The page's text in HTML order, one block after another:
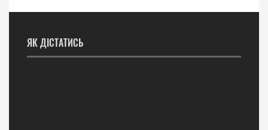
ЯК ДІСТАТИСЬ